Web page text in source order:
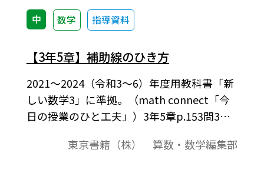
中 数学 指導資料
【3年5章】補助線のひき方
2021～2024（令和3～6）年度用教科書「新
しい数学3」に準拠。（math connect「今
日の授業のひと工夫」）3年5章p.153問3で
に補助線をひいて、図形の性質を証明しま
東京書籍（株） 算数・数学編集部